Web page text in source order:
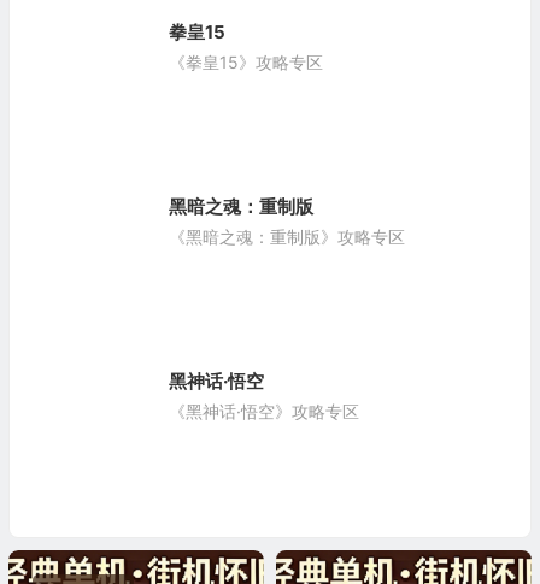
拳皇15
《拳皇15》攻略专区
黑暗之魂：重制版
《黑暗之魂：重制版》攻略专区
黑神话·悟空
《黑神话·悟空》攻略专区